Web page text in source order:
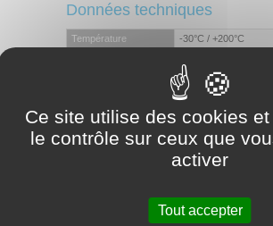
Données techniques
Température
-30°C / +200°C
0,5 m/s
Fluides en contact
Huiles hydrauliques
Fluides difficilement
Fluides
Eau
Autres (contactez
Hydraulique mobile
Manutention - Levage
Ce site utilise des cookies
le contrôle sur ceux que
activer
Tout accepter